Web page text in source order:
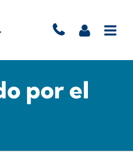
por el